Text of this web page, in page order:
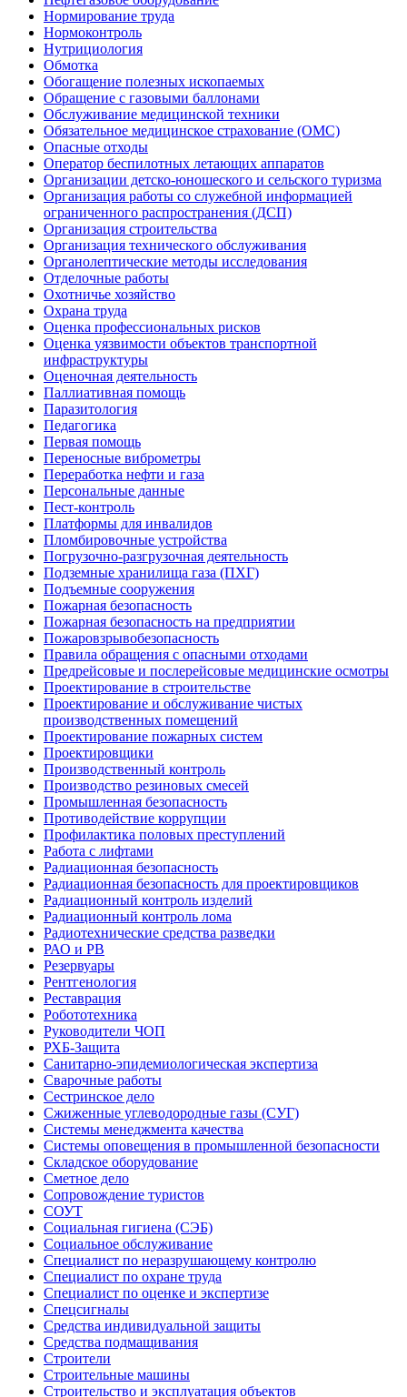
Нормирование труда
Нормоконтроль
Нутрициология
Обмотка
Обогащение полезных ископаемых
Обращение с газовыми баллонами
Обслуживание медицинской техники
Обязательное медицинское страхование (ОМС)
Опасные отходы
Оператор беспилотных летающих аппаратов
Организации детско-юношеского и сельского туризма
Организация работы со служебной информацией
ограниченного распространения (ДСП)
Организация строительства
Организация технического обслуживания
Органолептические методы исследования
Отделочные работы
Охотничье хозяйство
Охрана труда
Оценка профессиональных рисков
Оценка уязвимости объектов транспортной
инфраструктуры
Оценочная деятельность
Паллиативная помощь
Паразитология
Педагогика
Первая помощь
Переносные виброметры
Переработка нефти и газа
Персональные данные
Пест-контроль
Платформы для инвалидов
Пломбировочные устройства
Погрузочно-разгрузочная деятельность
Подземные хранилища газа (ПХГ)
Подъемные сооружения
Пожарная безопасность
Пожарная безопасность на предприятии
Пожаровзрывобезопасность
Правила обращения с опасными отходами
Предрейсовые и послерейсовые медицинские осмотры
Проектирование в строительстве
Проектирование и обслуживание чистых
производственных помещений
Проектирование пожарных систем
Проектировщики
Производственный контроль
Производство резиновых смесей
Промышленная безопасность
Противодействие коррупции
Профилактика половых преступлений
Работа с лифтами
Радиационная безопасность
Радиационная безопасность для проектировщиков
Радиационный контроль изделий
Радиационный контроль лома
Радиотехнические средства разведки
РАО и РВ
Резервуары
Рентгенология
Реставрация
Робототехника
Руководители ЧОП
РХБ-Защита
Санитарно-эпидемиологическая экспертиза
Сварочные работы
Сестринское дело
Сжиженные углеводородные газы (СУГ)
Системы менеджмента качества
Системы оповещения в промышленной безопасности
Складское оборудование
Сметное дело
Сопровождение туристов
СОУТ
Социальная гигиена (СЭБ)
Социальное обслуживание
Специалист по неразрушающему контролю
Специалист по охране труда
Специалист по оценке и экспертизе
Спецсигналы
Средства индивидуальной защиты
Средства подмащивания
Строители
Строительные машины
Строительство и эксплуатация объектов